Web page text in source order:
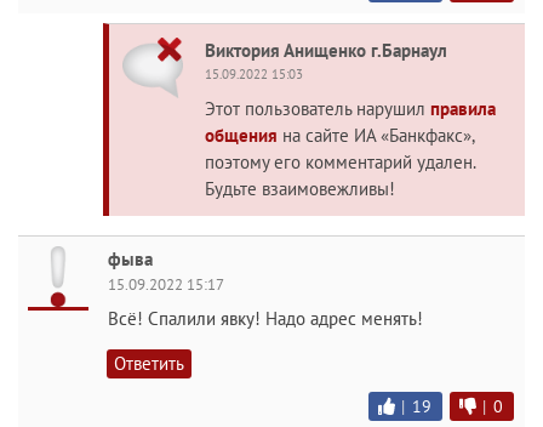
Виктория Анищенко г.Барнаул
15.09.2022 15:03
Этот пользователь нарушил правила
общения на сайте ИА «Банкфакс»,
поэтому его комментарий удален.
Будьте взаимовежливы!
фыва
15.09.2022 15:17
Всё! Спалили явку! Надо адрес менять!
Ответить
| 19 | 0